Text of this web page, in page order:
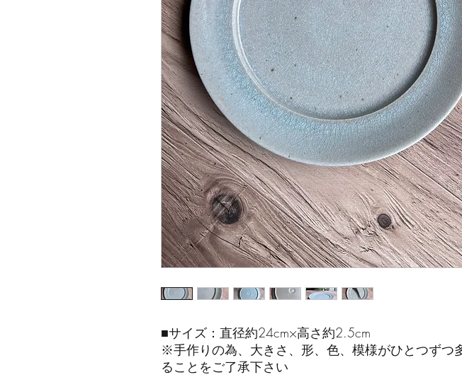
■サイズ：直径約24cm×高さ約2.5cm
※手作りの為、大きさ、形、色、模様がひとつずつ
ることをご了承下さい